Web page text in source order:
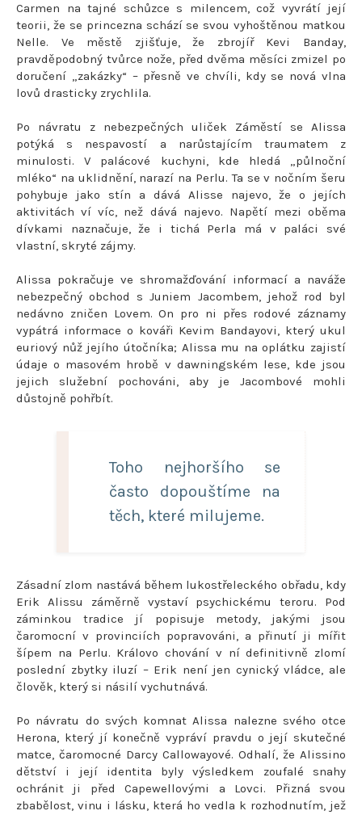
Carmen na tajné schůzce s milencem, což vyvrátí její
teorii, že se princezna schází se svou vyhoštěnou matkou
Nelle. Ve městě zjišťuje, že zbrojíř Kevi Banday,
pravděpodobný tvůrce nože, před dvěma měsíci zmizel po
doručení „zakázky“ – přesně ve chvíli, kdy se nová vlna
lovů drasticky zrychlila.
Po návratu z nebezpečných uliček Záměstí se Alissa
potýká s nespavostí a narůstajícím traumatem z
minulosti. V palácové kuchyni, kde hledá „půlnoční
mléko“ na uklidnění, narazí na Perlu. Ta se v nočním šeru
pohybuje jako stín a dává Alisse najevo, že o jejích
aktivitách ví víc, než dává najevo. Napětí mezi oběma
dívkami naznačuje, že i tichá Perla má v paláci své
vlastní, skryté zájmy.
Alissa pokračuje ve shromažďování informací a naváže
nebezpečný obchod s Juniem Jacombem, jehož rod byl
nedávno zničen Lovem. On pro ni přes rodové záznamy
vypátrá informace o kováři Kevim Bandayovi, který ukul
euriový nůž jejího útočníka; Alissa mu na oplátku zajistí
údaje o masovém hrobě v dawningském lese, kde jsou
jejich služební pochováni, aby je Jacombové mohli
důstojně pohřbít.
Toho nejhoršího se
často dopouštíme na
těch, které milujeme.
Zásadní zlom nastává během lukostřeleckého obřadu, kdy
Erik Alissu záměrně vystaví psychickému teroru. Pod
záminkou tradice jí popisuje metody, jakými jsou
čaromocní v provinciích popravováni, a přinutí ji mířit
šípem na Perlu. Královo chování v ní definitivně zlomí
poslední zbytky iluzí – Erik není jen cynický vládce, ale
člověk, který si násilí vychutnává.
Po návratu do svých komnat Alissa nalezne svého otce
Herona, který jí konečně vypráví pravdu o její skutečné
matce, čaromocné Darcy Callowayové. Odhalí, že Alissino
dětství i její identita byly výsledkem zoufalé snahy
ochránit ji před Capewellovými a Lovci. Přizná svou
zbabělost, vinu i lásku, která ho vedla k rozhodnutím, jež